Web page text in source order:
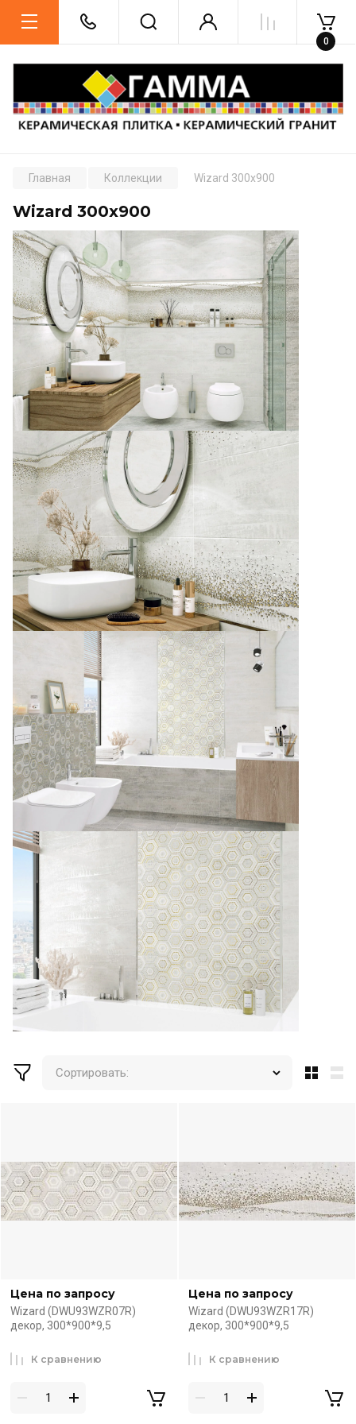
0
Главная Коллекции Wizard 300x900
Wizard 300x900
Сортировать:
Цена по запросу
Wizard (DWU93WZR07R)
декор, 300*900*9,5
К сравнению
Цена по запросу
Wizard (DWU93WZR17R)
декор, 300*900*9,5
К сравнению